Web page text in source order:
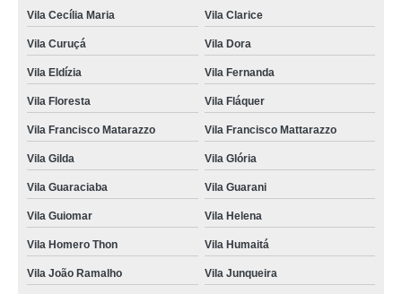
Vila Cecília Maria Vila Clarice
Vila Curuçá Vila Dora
Vila Eldízia Vila Fernanda
Vila Floresta Vila Fláquer
Vila Francisco Matarazzo Vila Francisco Mattarazzo
Vila Gilda Vila Glória
Vila Guaraciaba Vila Guarani
Vila Guiomar Vila Helena
Vila Homero Thon Vila Humaitá
Vila João Ramalho Vila Junqueira